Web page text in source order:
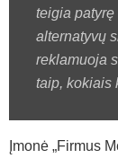
teigia
alternatyvų
reklamuoja
taip, kokiais
Įmonė „Firmus